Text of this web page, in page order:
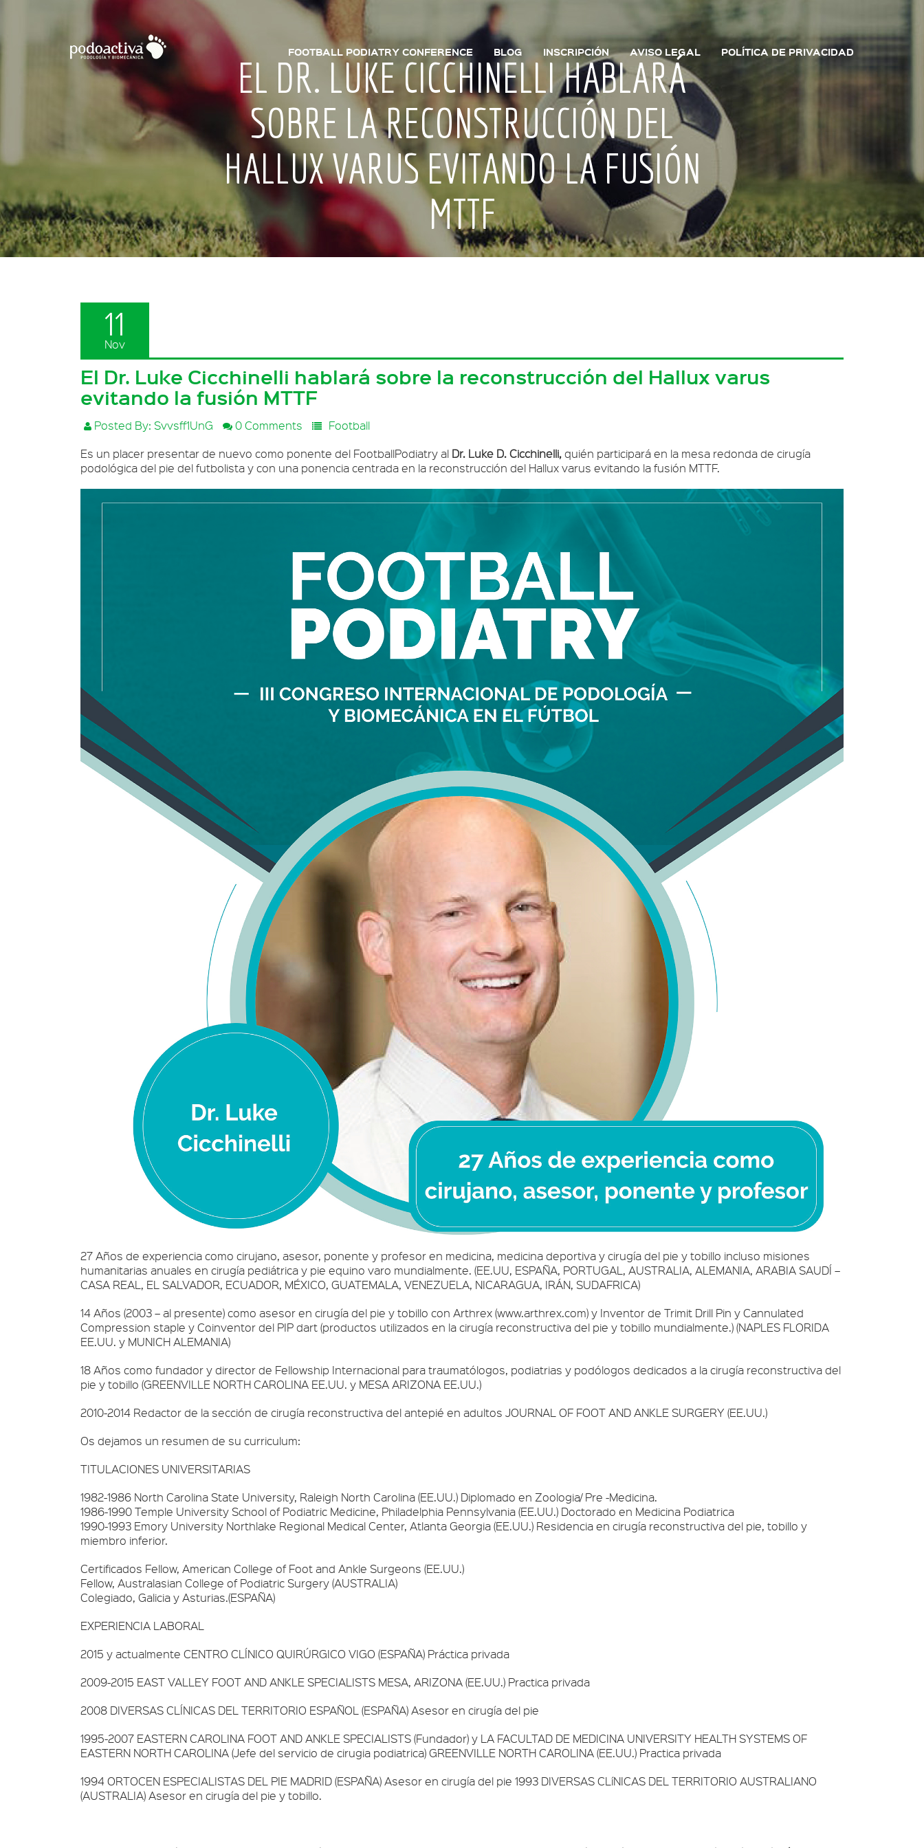
FOOTBALL PODIATRY CONFERENCE BLOG INSCRIPCIÓN AVISO LEGAL POLÍTICA DE PRIVACIDAD
EL DR. LUKE CICCHINELLI HABLARÁ
SOBRE LA RECONSTRUCCIÓN DEL
HALLUX VARUS EVITANDO LA FUSIÓN
MTTF
11
Nov
El Dr. Luke Cicchinelli hablará sobre la reconstrucción del Hallux varus
evitando la fusión MTTF
Posted By: Svvsff1UnG 0 Comments
Football
Es un placer presentar de nuevo como ponente del FootballPodiatry al Dr. Luke D. Cicchinelli,quién participará en la mesa redonda de cirugía
podológica del pie del futbolista y con una ponencia centrada en la reconstrucción del Hallux varus evitando la fusión MTTF.
27 Años de experiencia como cirujano, asesor, ponente y profesor en medicina, medicina deportiva y cirugía del pie y tobillo incluso misiones
humanitarias anuales en cirugía pediátrica y pie equino varo mundialmente. (EE.UU, ESPAÑA, PORTUGAL, AUSTRALIA, ALEMANIA, ARABIA SAUDÍ –
CASA REAL, EL SALVADOR, ECUADOR, MÉXICO, GUATEMALA, VENEZUELA, NICARAGUA, IRÁN, SUDAFRICA)
14 Años (2003 – al presente) como asesor en cirugía del pie y tobillo con Arthrex (www.arthrex.com) y Inventor de Trimit Drill Pin y Cannulated
Compression staple y Coinventor del PIP dart (productos utilizados en la cirugía reconstructiva del pie y tobillo mundialmente.) (NAPLES FLORIDA
EE.UU. y MUNICH ALEMANIA)
18 Años como fundador y director de Fellowship Internacional para traumatólogos, podiatrias y podólogos dedicados a la cirugía reconstructiva del
pie y tobillo (GREENVILLE NORTH CAROLINA EE.UU. y MESA ARIZONA EE.UU.)
2010-2014 Redactor de la sección de cirugía reconstructiva del antepié en adultos JOURNAL OF FOOT AND ANKLE SURGERY (EE.UU.)
Os dejamos un resumen de su curriculum:
TITULACIONES UNIVERSITARIAS
1982-1986 North Carolina State University, Raleigh North Carolina (EE.UU.) Diplomado en Zoologia/ Pre -Medicina.
1986-1990 Temple University School of Podiatric Medicine, Philadelphia Pennsylvania (EE.UU.) Doctorado en Medicina Podiatrica
1990-1993 Emory University Northlake Regional Medical Center, Atlanta Georgia (EE.UU.) Residencia en cirugía reconstructiva del pie, tobillo y
miembro inferior.
Certificados Fellow, American College of Foot and Ankle Surgeons (EE.UU.)
Fellow, Australasian College of Podiatric Surgery (AUSTRALIA)
Colegiado, Galicia y Asturias.(ESPAÑA)
EXPERIENCIA LABORAL
2015 y actualmente CENTRO CLÍNICO QUIRÚRGICO VIGO (ESPAÑA) Práctica privada
2009-2015 EAST VALLEY FOOT AND ANKLE SPECIALISTS MESA, ARIZONA (EE.UU.) Practica privada
2008 DIVERSAS CLÍNICAS DEL TERRITORIO ESPAÑOL (ESPAÑA) Asesor en cirugía del pie
1995-2007 EASTERN CAROLINA FOOT AND ANKLE SPECIALISTS (Fundador) y LA FACULTAD DE MEDICINA UNIVERSITY HEALTH SYSTEMS OF
EASTERN NORTH CAROLINA (Jefe del servicio de cirugia podiatrica) GREENVILLE NORTH CAROLINA (EE.UU.) Practica privada
1994 ORTOCEN ESPECIALISTAS DEL PIE MADRID (ESPAÑA) Asesor en cirugía del pie 1993 DIVERSAS CLíNICAS DEL TERRITORIO AUSTRALIANO
(AUSTRALIA) Asesor en cirugía del pie y tobillo.